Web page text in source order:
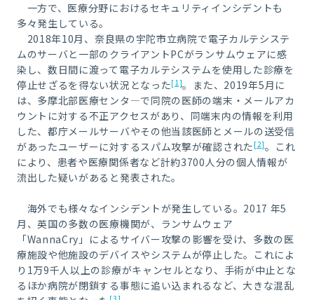
一方で、医療分野におけるセキュリティインシデントも
多々発生している。
2018年10月、奈良県の宇陀市立病院で電子カルテシステ
ムのサーバと一部のクライアントPCがランサムウェアに感
染し、数日間に渡って電子カルテシステムを使用した診療を
停止せざるを得ない状況となった[1]。また、 2019年5月に
は、多摩北部医療センタ ―で同院の医師の端末・メールアカ
ウントに対する不正アクセスがあり、同端末内の情報を利用
した、都庁メールサーバやその他当該医師とメールの送受信
があったユーザーに対するスパム攻撃が確認された [2]。これ
により、患者や医療関係者など計約3700人分の個人情報が
流出した疑いがあると発表された。
海外でも様々なインシデントが発生している。 2017 年5
月、英国の多数の医療機関が、ランサムウェア
「WannaCry 」によるサイバー攻撃の影響を受け、多数の医
療施設や他施設のデバイスやシステムが停止した。これによ
り 1万9千人以上の診療がキャンセルとなり、手術が中止とな
るほか病院が閉鎖する事態に追い込まれるなど、大きな混乱